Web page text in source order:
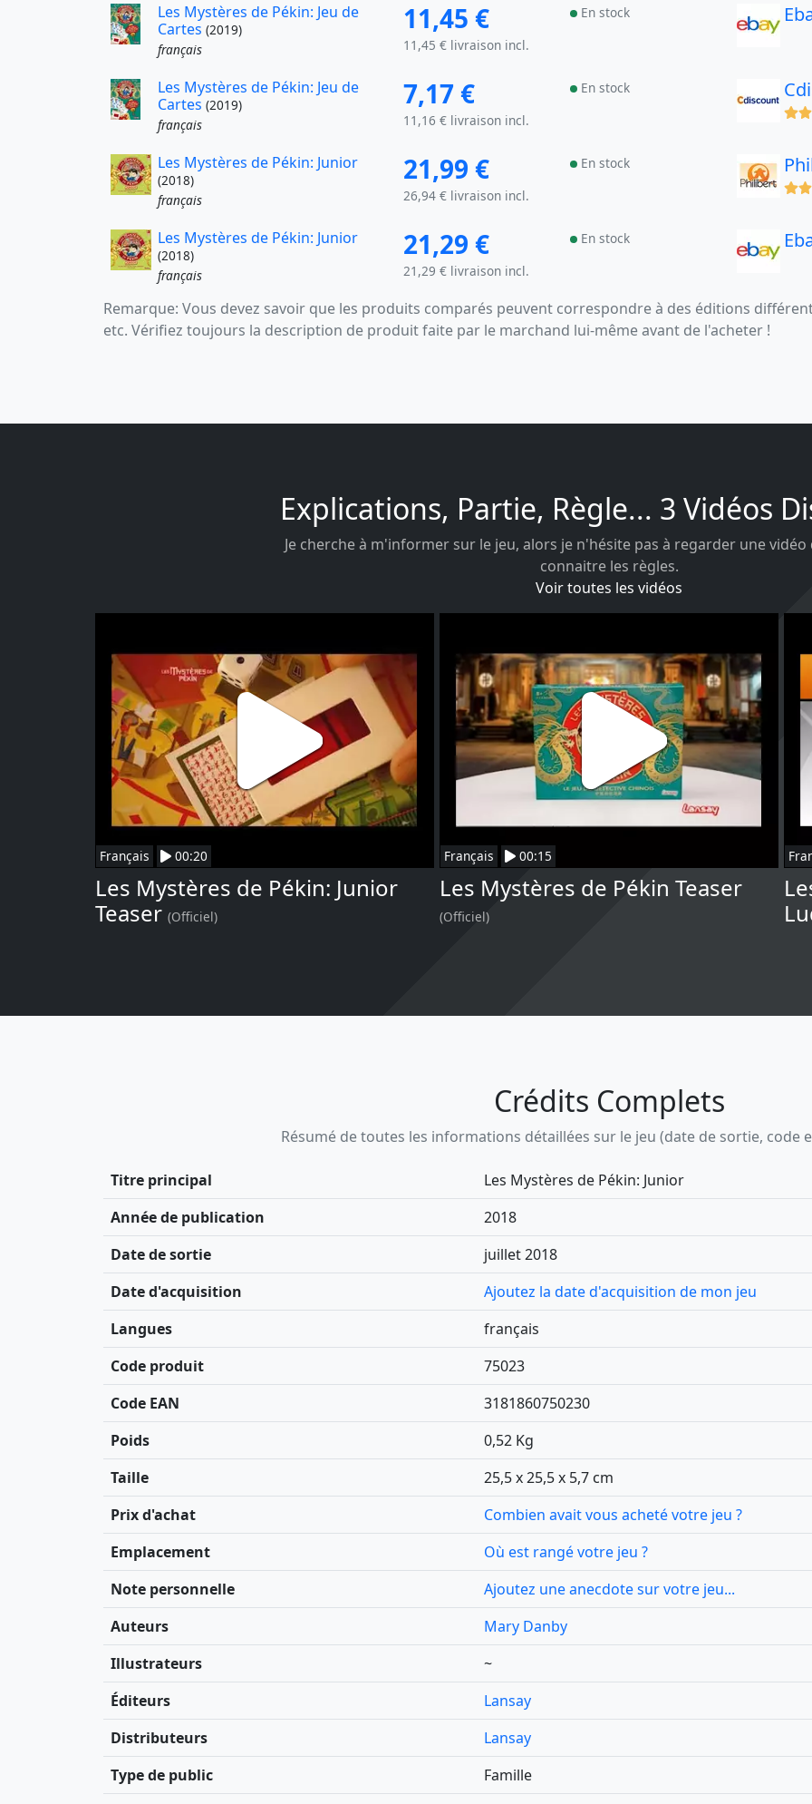
Les Mystères de Pékin: Jeu de
Cartes (2019)
français
11,45 €
11,45 € livraison incl.
En stock
Les Mystères de Pékin: Jeu de
Cartes (2019)
français
7,17 €
11,16 € livraison incl.
En stock
(x)
Les Mystères de Pékin: Junior
(2018)
français
21,99 €
26,94 € livraison incl.
En stock
(x)
Les Mystères de Pékin: Junior
(2018)
français
21,29 €
21,29 € livraison incl.
En stock
Remarque: Vous devez savoir que les produits comparés peuvent correspondre à des éditions
etc. Vérifiez toujours la description de produit faite par le marchand lui-même avant de l'acheter !
Explications, Partie, Règle... 3 Vidéos
Je cherche à m'informer sur le jeu, alors je n'hésite pas à regarder une
connaitre les règles.
Voir toutes les vidéos
Français 00:20
Les Mystères de Pékin: Junior
Teaser (Officiel)
Français 00:15
Les Mystères de Pékin Teaser
(Officiel)
Crédits Complets
Résumé de toutes les informations détaillées sur le jeu (date de sortie, code
Titre principal
Les Mystères de Pékin: Junior
Année de publication
2018
Date de sortie
juillet 2018
Date d'acquisition
Ajoutez la date d'acquisition de mon jeu
Langues
français
Code produit
75023
Code EAN
3181860750230
Poids
0,52 Kg
Taille
25,5 x 25,5 x 5,7 cm
Prix d'achat
Combien avait vous acheté votre jeu ?
Emplacement
Où est rangé votre jeu ?
Note personnelle
Ajoutez une anecdote sur votre jeu...
Auteurs
Mary Danby
Illustrateurs
~
Éditeurs
Lansay
Distributeurs
Lansay
Type de public
Famille